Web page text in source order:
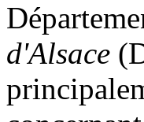
d'Alsace